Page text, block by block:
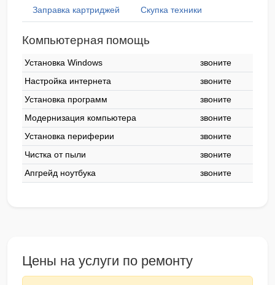
Заправка картриджей Скупка техники
Компьютерная помощь
Установка Windows
звоните
Настройка интернета
звоните
Установка программ
звоните
Модернизация компьютера
звоните
Установка периферии
звоните
Чистка от пыли
звоните
Апгрейд ноутбука
звоните
Цены на услуги по ремонту